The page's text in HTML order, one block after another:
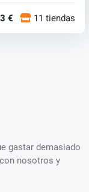
€ 11 tiendas
gastar demasiado
nosotros y